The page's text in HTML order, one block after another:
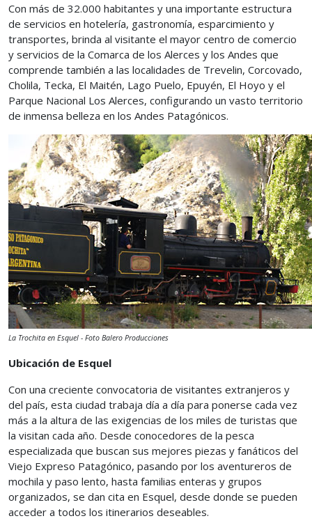
Con más de 32.000 habitantes y una importante estructura
de servicios en hotelería, gastronomía, esparcimiento y
transportes, brinda al visitante el mayor centro de comercio
y servicios de la Comarca de los Alerces y los Andes que
comprende también a las localidades de Trevelin, Corcovado,
Cholila, Tecka, El Maitén, Lago Puelo, Epuyén, El Hoyo y el
Parque Nacional Los Alerces, configurando un vasto territorio
de inmensa belleza en los Andes Patagónicos.
La Trochita en Esquel - Foto Balero Producciones
Ubicación de Esquel
Con una creciente convocatoria de visitantes extranjeros y
del país, esta ciudad trabaja día a día para ponerse cada vez
más a la altura de las exigencias de los miles de turistas que
la visitan cada año. Desde conocedores de la pesca
especializada que buscan sus mejores piezas y fanáticos del
Viejo Expreso Patagónico, pasando por los aventureros de
mochila y paso lento, hasta familias enteras y grupos
organizados, se dan cita en Esquel, desde donde se pueden
acceder a todos los itinerarios deseables.